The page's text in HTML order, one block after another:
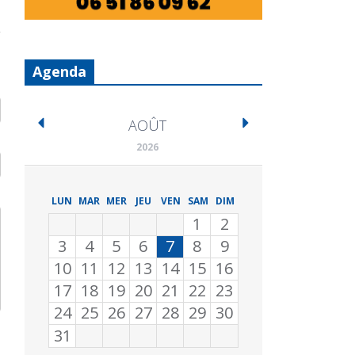
Agenda
AOÛT
2026
LUN MAR MER JEU VEN SAM DIM
1
2
3
4 5 6 7 8
9
10 11 12 13 14 15 16
17 18 19 20 21 22 23
24 25 26 27 28 29 30
31